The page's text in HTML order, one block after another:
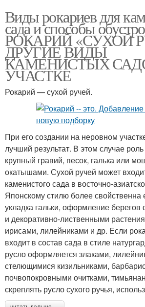
Виды рокариев для
сада и способы
РОКАРИЙ «СУХОЙ
ДРУГИЕ ВИДЫ
КАМЕНИСТЫХ
УЧАСТКЕ
Рокарий — сухой ручей.
При его создании на неровном
лучший результат. В этом случае
крупный гравий, песок, галька или
окатышами. Сухой ручей может
каменистого сада в восточно-
Японскому стилю более свойственна
укладка гальки, оформление
и декоративно-лиственными
ирисами, лилейниками и др. Если
входит в состав сада в стиле
русло оформляется злаками,
стелющимися кизильниками,
почвопокровными очитками,
скреплять русло сухого ручья,